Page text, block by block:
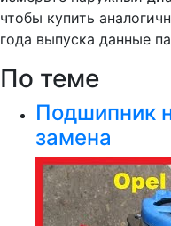
чтобы купить
года выпуска данные
По теме
Подшипник
замена